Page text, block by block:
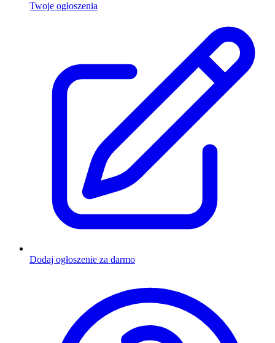
Twoje ogłoszenia
Dodaj ogłoszenie za darmo